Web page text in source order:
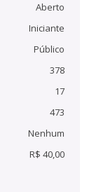
Aberto
Iniciante
Público
378
17
473
Nenhum
R$ 40,00